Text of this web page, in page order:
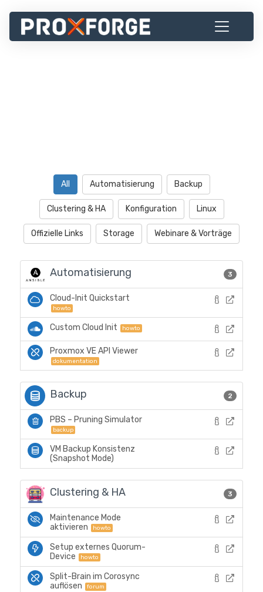
All Automatisierung Backup
Clustering & HA Konfiguration Linux
Offizielle Links Storage Webinare & Vorträge
Automatisierung 3
Cloud-Init Quickstart
howto
Custom Cloud Init howto
Proxmox VE API Viewer
dokumentation
Backup 2
PBS – Pruning Simulator
backup
VM Backup Konsistenz
(Snapshot Mode)
Clustering & HA 3
Maintenance Mode
aktivieren
howto
Setup externes Quorum-
Device
howto
Split-Brain im Corosync
auflösen
forum